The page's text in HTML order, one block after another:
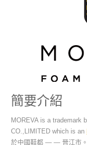
簡要介紹
MOREVA is a trademark
CO.,LIMITED which is an
於中國鞋都 — — 晉江市。